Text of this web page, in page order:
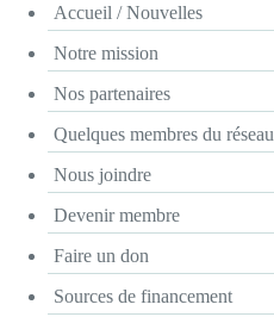
Accueil / Nouvelles
Notre mission
Nos partenaires
Quelques membres du réseau
Nous joindre
Devenir membre
Faire un don
Sources de financement